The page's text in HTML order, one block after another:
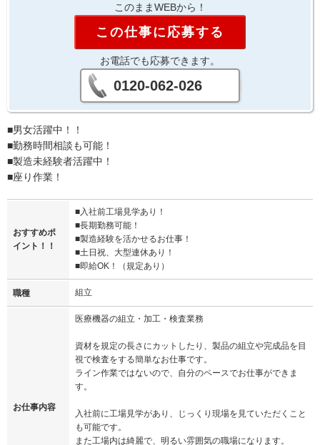
このままWEBから！
この仕事に応募する
お電話でも応募できます。
0120-062-026
■男女活躍中！！
■勤務時間相談も可能！
■製造未経験者活躍中！
■座り作業！
おすすめポ
イント！！
■入社前工場見学あり！
■長期勤務可能！
■製造経験を活かせるお仕事！
■土日祝、大型連休あり！
■即給OK！（規定あり）
職種 組立
お仕事内容
医療機器の組立・加工・検査業務
資材を規定の長さにカットしたり、製品の組立や完成品を目
視で検査をする簡単なお仕事です。
ライン作業ではないので、自分のペースでお仕事ができま
す。
入社前に工場見学があり、じっくり現場を見ていただくこと
も可能です。
また工場内は綺麗で、明るい雰囲気の職場になります。